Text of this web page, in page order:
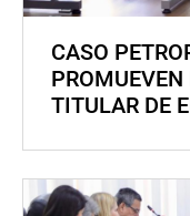
CASO
TITULAR DE